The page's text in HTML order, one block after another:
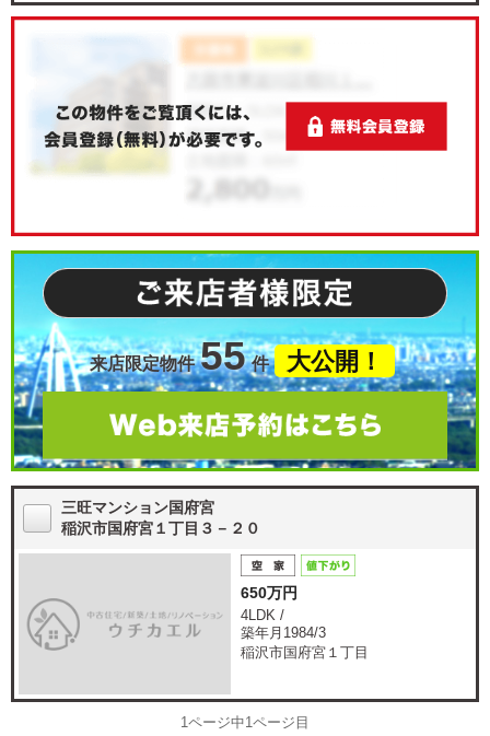
来店限定物件 55 件 大公開！
三旺マンション国府宮
稲沢市国府宮１丁目３－２０
650万円
4LDK /
築年月1984/3
稲沢市国府宮１丁目
1ページ中1ページ目